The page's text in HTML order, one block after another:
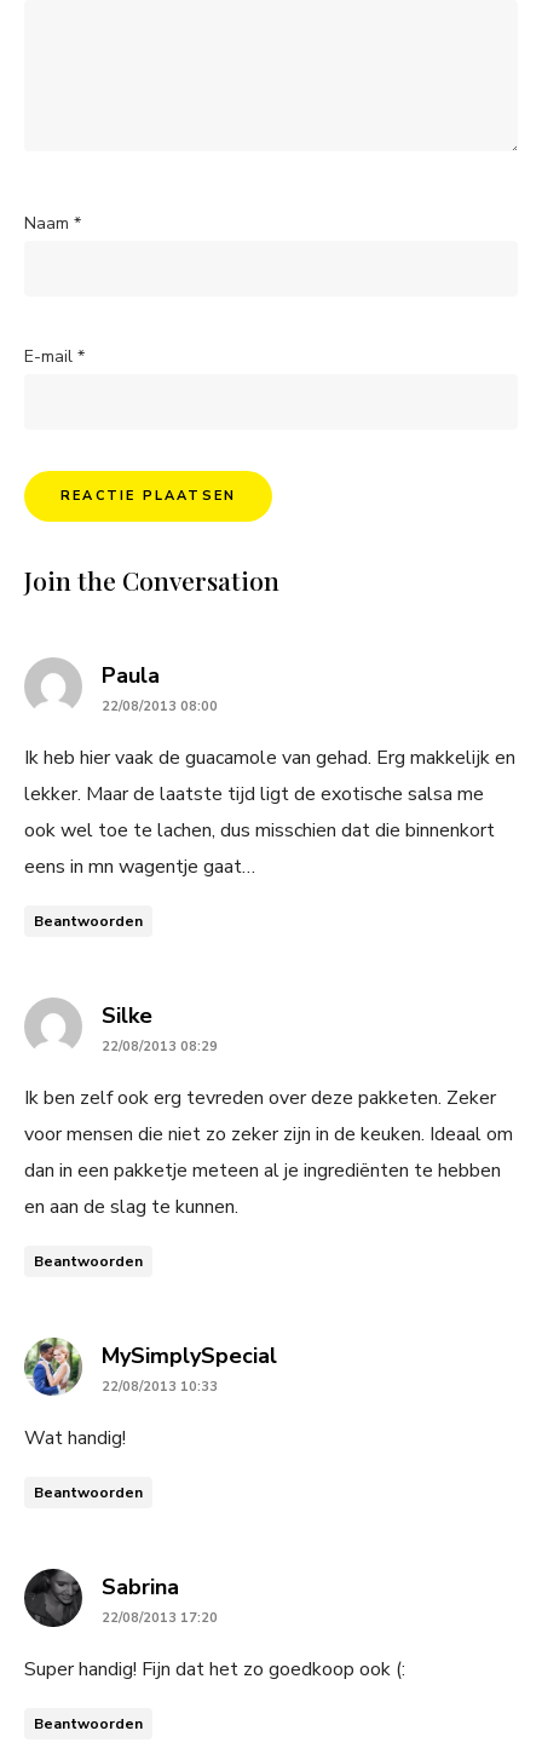
Naam *
E-mail *
Join the Conversation
Paula
22/08/2013 08:00
Ik heb hier vaak de guacamole van gehad. Erg makkelijk en
lekker. Maar de laatste tijd ligt de exotische salsa me
ook wel toe te lachen, dus misschien dat die binnenkort
eens in mn wagentje gaat…
Beantwoorden
Silkesays:
22/08/2013 08:29
Ik ben zelf ook erg tevreden over deze pakketen. Zeker
voor mensen die niet zo zeker zijn in de keuken. Ideaal om
dan in een pakketje meteen al je ingrediënten te hebben
en aan de slag te kunnen.
Beantwoorden
MySimplySpecialsays:
22/08/2013 10:33
Wat handig!
Beantwoorden
Sabrina
22/08/2013 17:20
Super handig! Fijn dat het zo goedkoop ook (:
Beantwoorden